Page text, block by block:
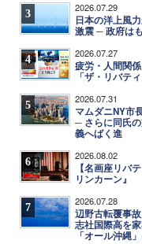
3 2026.07.29
日本の洋上風
激震 ─ 政府は
4 2026.07.27
疲労・人間関
「ザ・リバテ
5 2026.07.31
マムダニNY市
─ さらに同氏
義へばく進
6 2026.08.02
【名画座リバ
リンカーン』
7 2026.07.28
辺野古転覆事
志社国際高を
「オール沖縄